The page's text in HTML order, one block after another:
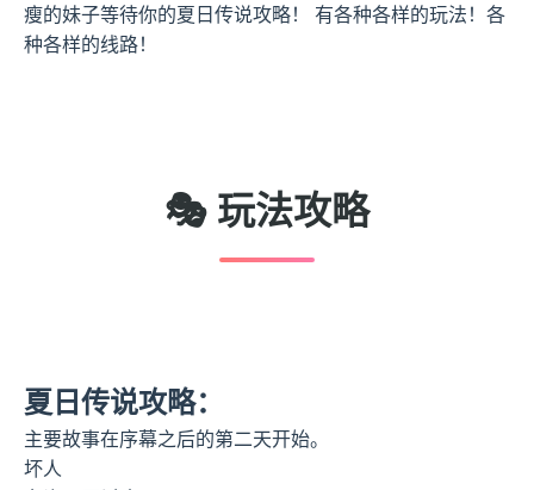
瘦的妹子等待你的夏日传说攻略！ 有各种各样的玩法！各
种各样的线路！
🎭 玩法攻略
夏日传说攻略：
主要故事在序幕之后的第二天开始。
坏人